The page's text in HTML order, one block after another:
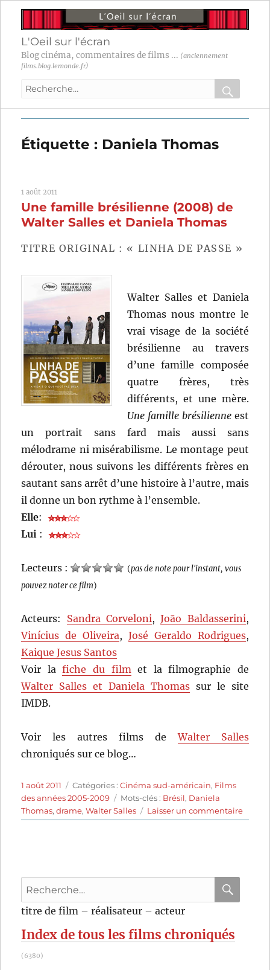
L'Oeil sur l'écran
Blog cinéma, commentaires de films ... (anciennement
films.blog.lemonde.fr)
Recherche
:
OK
Étiquette : Daniela Thomas
1 août 2011
Une famille brésilienne (2008) de
Walter Salles et Daniela Thomas
TITRE ORIGINAL : « LINHA DE PASSE »
Walter Salles et Daniela
Thomas nous montre le
vrai visage de la société
brésilienne au travers
d’une famille composée
quatre frères, très
différents, et une mère.
Une famille brésilienneest
un portrait sans fard mais aussi sans
mélodrame ni misérabilisme. Le montage peut
dérouter, nous suivons les différents frères en
sautant sans arrêt d’une histoire à l’autre, mais
il donne un bon rythme à l’ensemble.
Elle:
Lui :
Lecteurs : (pas de note pour l'instant, vous
pouvez noter ce film)
Acteurs: Sandra Corveloni,João Baldasserini,
Vinícius de Oliveira, José Geraldo Rodrigues,
Kaique Jesus Santos
Voir lafiche du filmet la filmographie de
Walter Salles et Daniela Thomassur le site
IMDB.
Voir les autres films deWalter Salles
chroniqués sur ce blog…
Publié
le
1 août 2011 Catégories
Catégories :Cinéma sud-américain, Films
des années 2005-2009
Étiquettes
Mots-clés : Brésil, Daniela
Thomas,drame,Walter Salles Laisser un commentairesur
Une
Recherche
pour
titre de film – réalisateur – acteur
Index de tous les films chroniqués
(6380)